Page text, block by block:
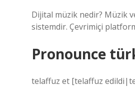
Dijital müzik nedir? Müzik
sistemdir. Çevrimiçi
Pronounce
telaffuz et [telaffuz